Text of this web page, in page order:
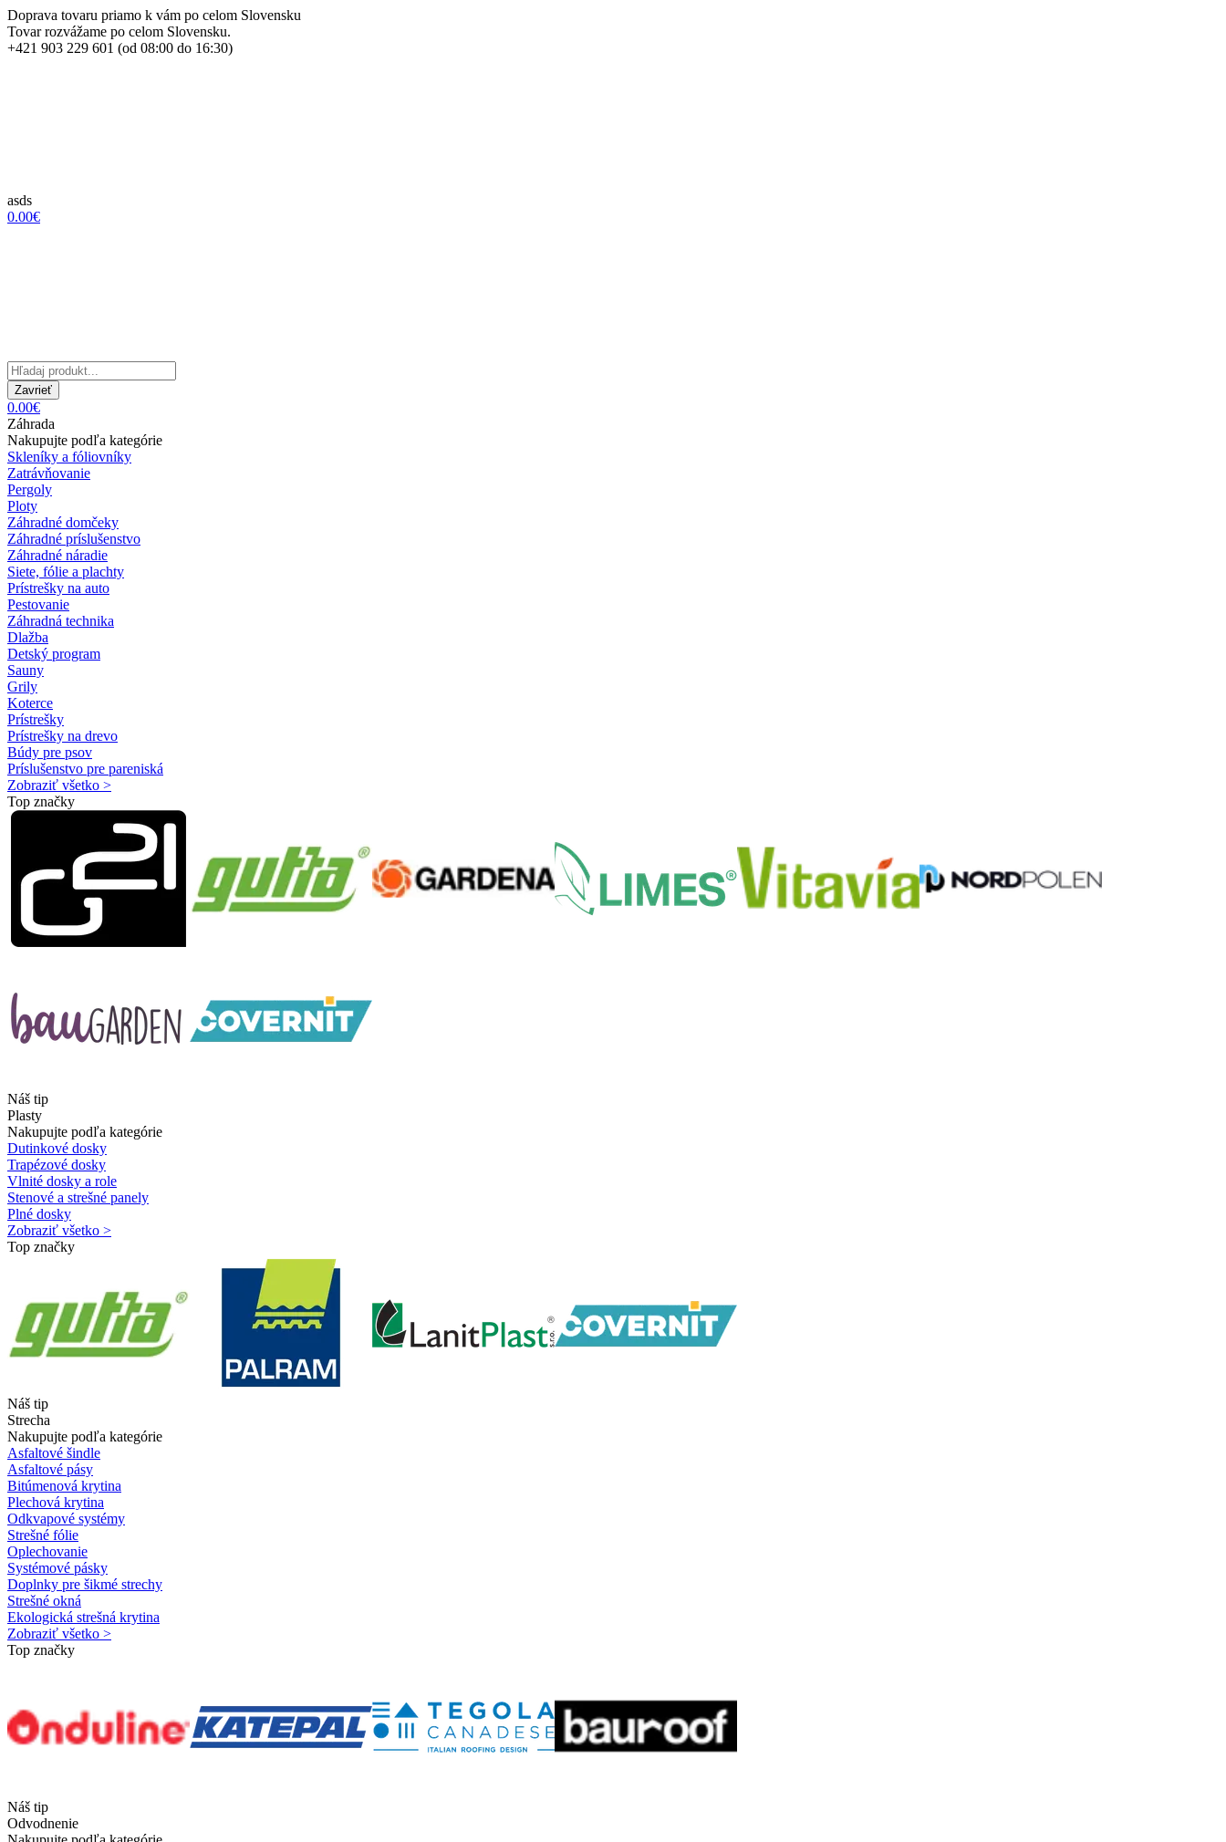
Doprava tovaru priamo k vám po celom Slovensku
Tovar rozvážame po celom Slovensku.
+421 903 229 601 (od 08:00 do 16:30)
asds
0.00€
Zavrieť
0.00€
Záhrada
Nakupujte podľa kategórie
Skleníky a fóliovníky
Zatrávňovanie
Pergoly
Ploty
Záhradné domčeky
Záhradné príslušenstvo
Záhradné náradie
Siete, fólie a plachty
Prístrešky na auto
Pestovanie
Záhradná technika
Dlažba
Detský program
Sauny
Grily
Koterce
Prístrešky
Prístrešky na drevo
Búdy pre psov
Príslušenstvo pre pareniská
Zobraziť všetko >
Top značky
Náš tip
Plasty
Nakupujte podľa kategórie
Dutinkové dosky
Trapézové dosky
Vlnité dosky a role
Stenové a strešné panely
Plné dosky
Zobraziť všetko >
Top značky
Náš tip
Strecha
Nakupujte podľa kategórie
Asfaltové šindle
Asfaltové pásy
Bitúmenová krytina
Plechová krytina
Odkvapové systémy
Strešné fólie
Oplechovanie
Systémové pásky
Doplnky pre šikmé strechy
Strešné okná
Ekologická strešná krytina
Zobraziť všetko >
Top značky
Náš tip
Odvodnenie